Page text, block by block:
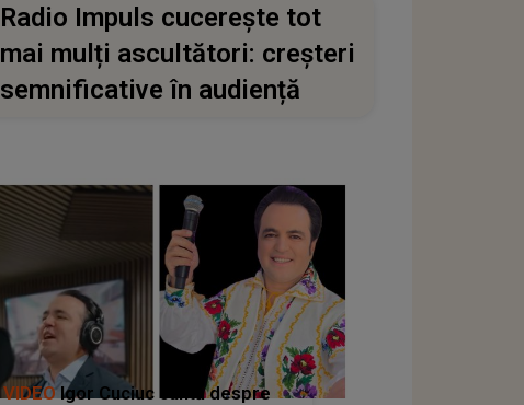
Radio Impuls cucerește tot
mai mulți ascultători: creșteri
semnificative în audiență
VIDEOIgor Cuciuc cântă despre